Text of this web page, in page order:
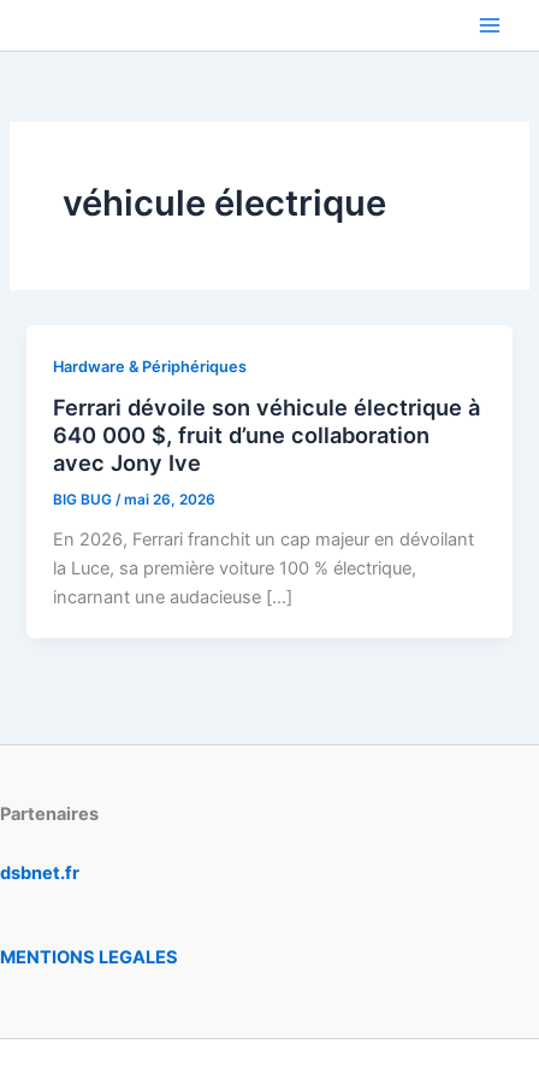
véhicule électrique
Hardware & Périphériques
Ferrari dévoile son véhicule électrique à
640 000 $, fruit d’une collaboration
avec Jony Ive
BIG BUG/mai 26, 2026
En 2026, Ferrari franchit un cap majeur en dévoilant
la Luce, sa première voiture 100 % électrique,
incarnant une audacieuse […]
Partenaires
dsbnet.fr
MENTIONS LEGALES